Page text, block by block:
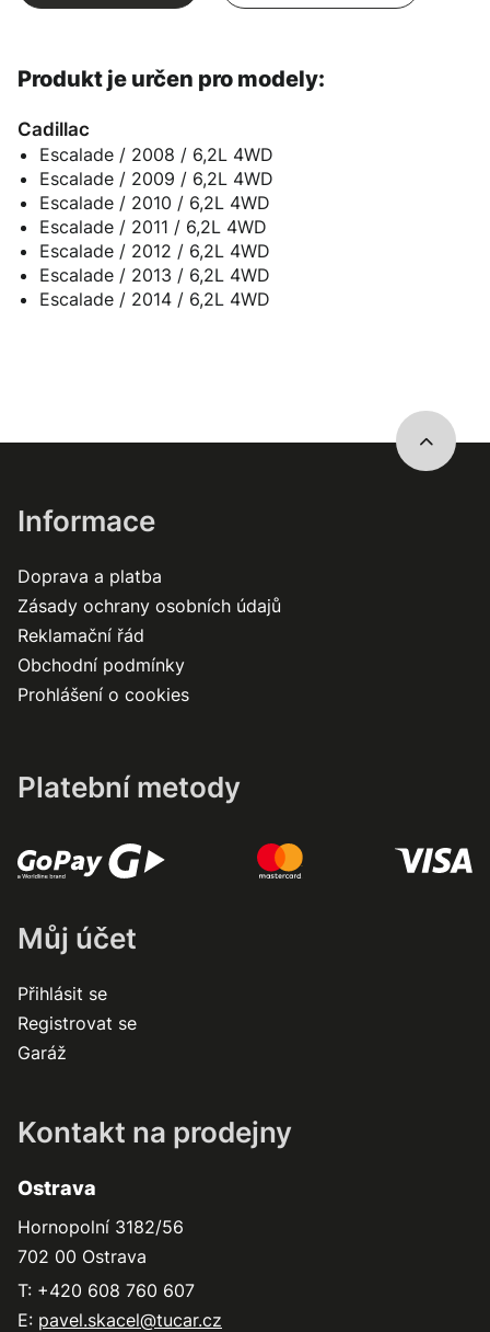
Produkt je určen pro modely:
Cadillac
Escalade / 2008 / 6,2L 4WD
Escalade / 2009 / 6,2L 4WD
Escalade / 2010 / 6,2L 4WD
Escalade / 2011 / 6,2L 4WD
Escalade / 2012 / 6,2L 4WD
Escalade / 2013 / 6,2L 4WD
Escalade / 2014 / 6,2L 4WD
Informace
Doprava a platba
Zásady ochrany osobních údajů
Reklamační řád
Obchodní podmínky
Prohlášení o cookies
Platební metody
Můj účet
Přihlásit se
Registrovat se
Garáž
Kontakt na prodejny
Ostrava
Hornopolní 3182/56
702 00 Ostrava
T: +420 608 760 607
E: pavel.skacel@tucar.cz